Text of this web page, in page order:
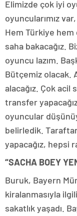
Elimizde çok iyi
oyuncularımız
Hem Türkiye
saha bakacağız.
oyuncu lazım.
Bütçemiz olacak.
alacağız. Çok acil
transfer
oyuncular
belirledik.
yapacağız, hepsi
“SACHA BOEY
Buruk, Bayern
kiralanmasıyla
sakatlık yaşadı.